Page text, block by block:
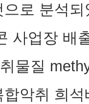
로 분석되
사업장 배
물질
악취 희